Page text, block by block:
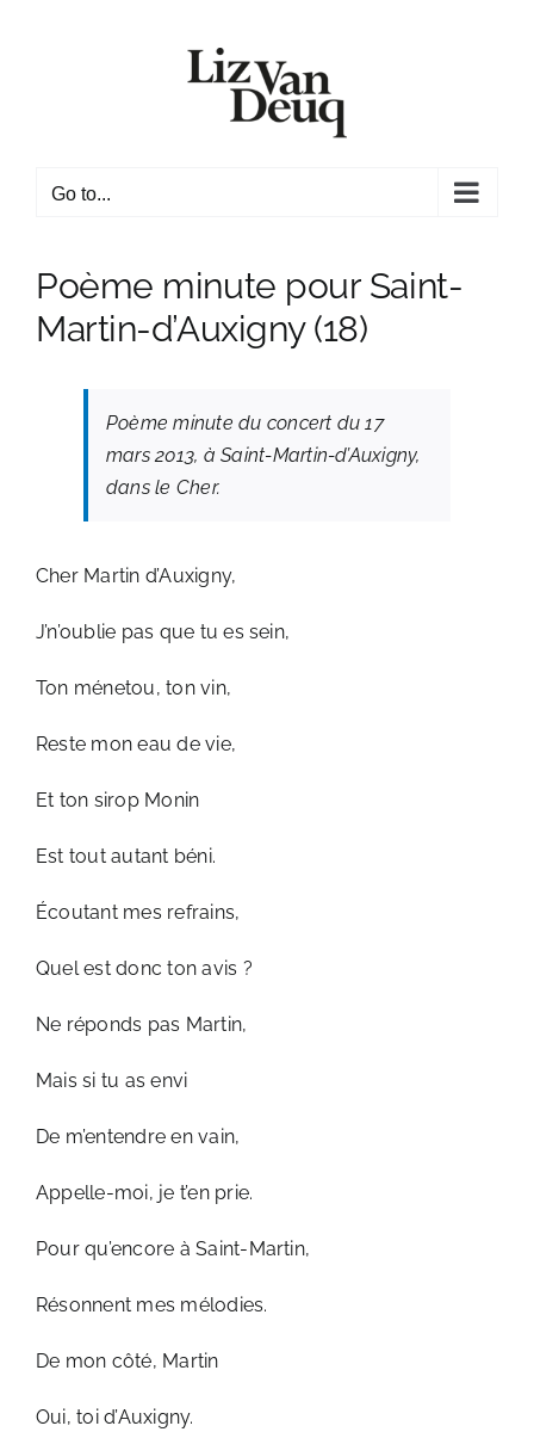
Go to...
Poème minute pour Saint-
Martin-d’Auxigny (18)
Poème minute du concert du 17
mars 2013, à Saint-Martin-d’Auxigny,
dans le Cher.
Cher Martin d’Auxigny,
J’n’oublie pas que tu es sein,
Ton ménetou, ton vin,
Reste mon eau de vie,
Et ton sirop Monin
Est tout autant béni.
Écoutant mes refrains,
Quel est donc ton avis ?
Ne réponds pas Martin,
Mais si tu as envi
De m’entendre en vain,
Appelle-moi, je t’en prie.
Pour qu’encore à Saint-Martin,
Résonnent mes mélodies.
De mon côté, Martin
Oui, toi d’Auxigny.